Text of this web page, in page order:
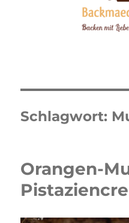
Schlagwort:
Orangen-